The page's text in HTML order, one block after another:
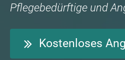
Pflegebedürftige und
Kostenloses